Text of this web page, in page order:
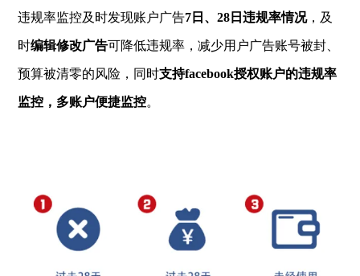
违规率监控及时发现账户广告7日、28日违规率情况，及
时编辑修改广告可降低违规率，减少用户广告账号被封、
预算被清零的风险，同时支持facebook授权账户的违规率
监控，多账户便捷监控。